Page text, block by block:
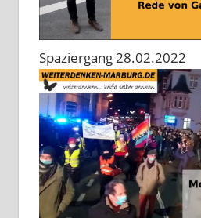
Spaziergang 28.02.2022